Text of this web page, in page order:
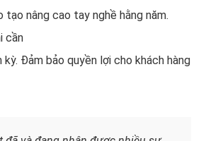
nâng cao tay nghề hằng năm.
cần
Đảm bảo quyền lợi cho khách hàng